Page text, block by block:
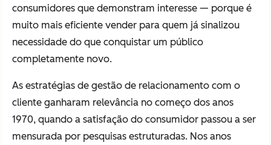
consumidores que demonstram interesse — porque é
muito mais eficiente vender para quem já sinalizou
necessidade do que conquistar um público
completamente novo.
As estratégias de gestão de relacionamento com o
cliente ganharam relevância no começo dos anos
1970, quando a satisfação do consumidor passou a ser
mensurada por pesquisas estruturadas. Nos anos